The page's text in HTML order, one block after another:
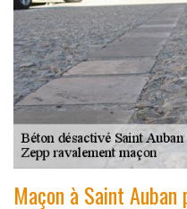
Maçon à Saint